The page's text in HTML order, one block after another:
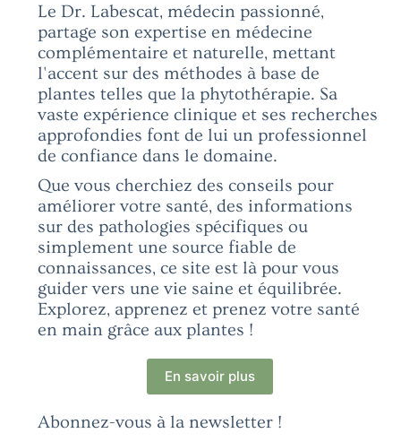
Le Dr. Labescat, médecin passionné,
partage son expertise en médecine
complémentaire et naturelle, mettant
l'accent sur des méthodes à base de
plantes telles que la phytothérapie. Sa
vaste expérience clinique et ses recherches
approfondies font de lui un professionnel
de confiance dans le domaine.
Que vous cherchiez des conseils pour
améliorer votre santé, des informations
sur des pathologies spécifiques ou
simplement une source fiable de
connaissances, ce site est là pour vous
guider vers une vie saine et équilibrée.
Explorez, apprenez et prenez votre santé
en main grâce aux plantes !
En savoir plus
Abonnez-vous à la newsletter !